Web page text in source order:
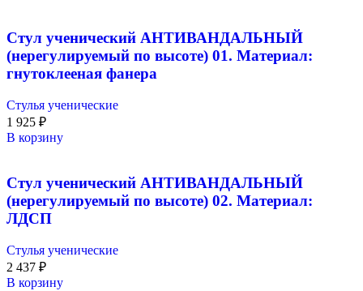
Стул ученический АНТИВАНДАЛЬНЫЙ
(нерегулируемый по высоте) 01. Материал:
гнутоклееная фанера
Стулья ученические
1 925 ₽
В корзину
Стул ученический АНТИВАНДАЛЬНЫЙ
(нерегулируемый по высоте) 02. Материал:
ЛДСП
Стулья ученические
2 437 ₽
В корзину